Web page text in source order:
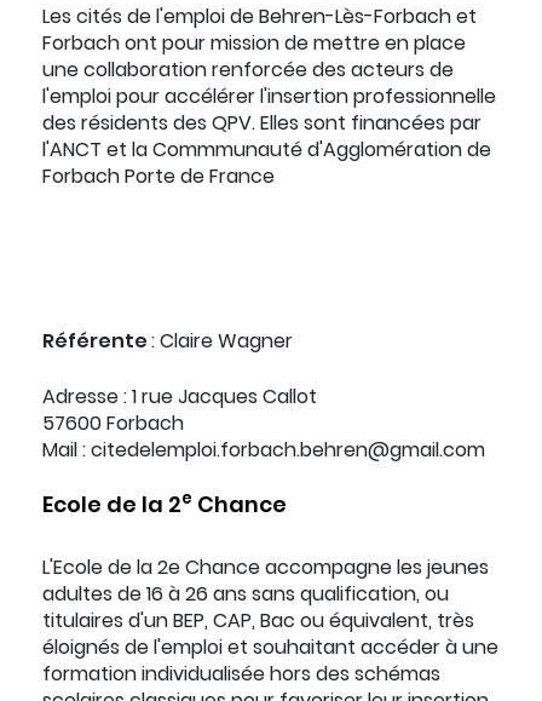
Les cités de l'emploi de Behren-Lès-Forbach et
Forbach ont pour mission de mettre en place
une collaboration renforcée des acteurs de
l'emploi pour accélérer l'insertion professionnelle
des résidents des QPV. Elles sont financées par
l'ANCT et la Commmunauté d'Agglomération de
Forbach Porte de France
Référente: Claire Wagner
Adresse : 1 rue Jacques Callot
57600 Forbach
Mail : citedelemploi.forbach.behren@gmail.com
Ecole de la 2e Chance
L'Ecole de la 2e Chance accompagne les jeunes
adultes de 16 à 26 ans sans qualification, ou
titulaires d'un BEP, CAP, Bac ou équivalent, très
éloignés de l'emploi et souhaitant accéder à une
formation individualisée hors des schémas